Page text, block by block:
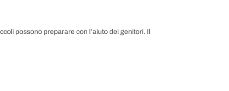
possono preparare con l’aiuto dei genitori. Il